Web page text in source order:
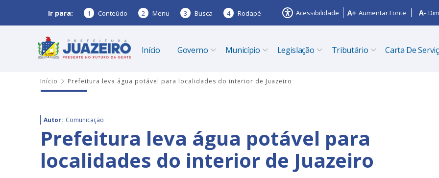
Ir para: 1 Conteúdo 2 Menu 3 Busca 4 Rodapé Acessibilidade Aumentar Fonte
Início Governo Município Legislação Tributário Carta De
Início Prefeitura leva água potável para localidades do interior de Juazeiro
Autor: Comunicação
Prefeitura leva água potável para
localidades do interior de Juazeiro